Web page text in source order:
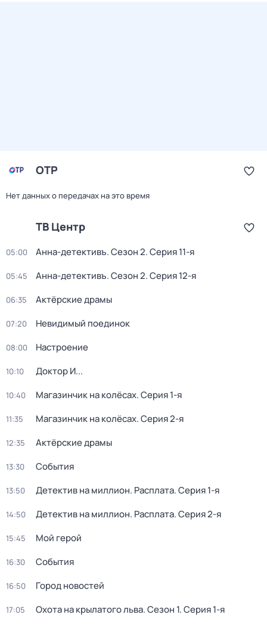
ОТР
Нет данных о передачах на это время
ТВ Центр
05:00 Анна-детективъ. Сезон 2. Серия 11-я
05:45 Анна-детективъ. Сезон 2. Серия 12-я
06:35 Актёрские драмы
07:20 Невидимый поединок
08:00 Настроение
10:10 Доктор И...
10:40 Магазинчик на колёсах. Серия 1-я
11:35 Магазинчик на колёсах. Серия 2-я
12:35 Актёрские драмы
13:30 События
13:50 Детектив на миллион. Расплата. Серия 1-я
14:50 Детектив на миллион. Расплата. Серия 2-я
15:45 Мой герой
16:30 События
16:50 Город новостей
17:05 Охота на крылатого льва. Сезон 1. Серия 1-я